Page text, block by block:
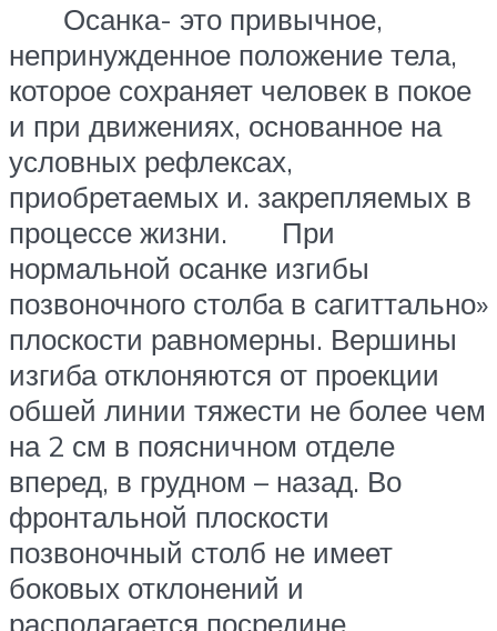
Осанка- это привычное,
непринужденное положение тела,
которое сохраняет человек в покое
и при движениях, основанное на
условных рефлексах,
приобретаемых и. закрепляемых в
процессе жизни. При
нормальной осанке изгибы
позвоночного столба в сагиттально»
плоскости равномерны. Вершины
изгиба отклоняются от проекции
обшей линии тяжести не более чем
на 2 см в поясничном отделе
вперед, в грудном – назад. Во
фронтальной плоскости
позвоночный столб не имеет
боковых отклонений и
располагается посредине